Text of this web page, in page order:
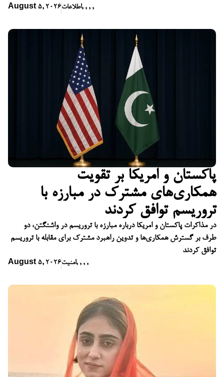
August 5, 2026اطلاعات, , , ,
پاکستان و امریکا بر تقویت
همکاری‌های مشترک در مبارزه با
تروریسم توافق کردند
در مذاکرات پاکستان و امریکا درباره مبارزه با تروریسم در واشنگتن، دو
طرف بر گسترش همکاری‌ها و تدوین راهبرد مشترک برای مقابله با تروریسم
توافق کردند
August 5, 2026امنیت, , , ,